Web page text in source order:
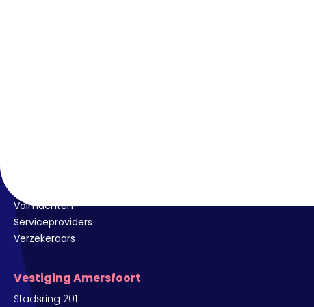
Volmachten
Serviceproviders
Verzekeraars
Vestiging Amersfoort
Stadsring 201